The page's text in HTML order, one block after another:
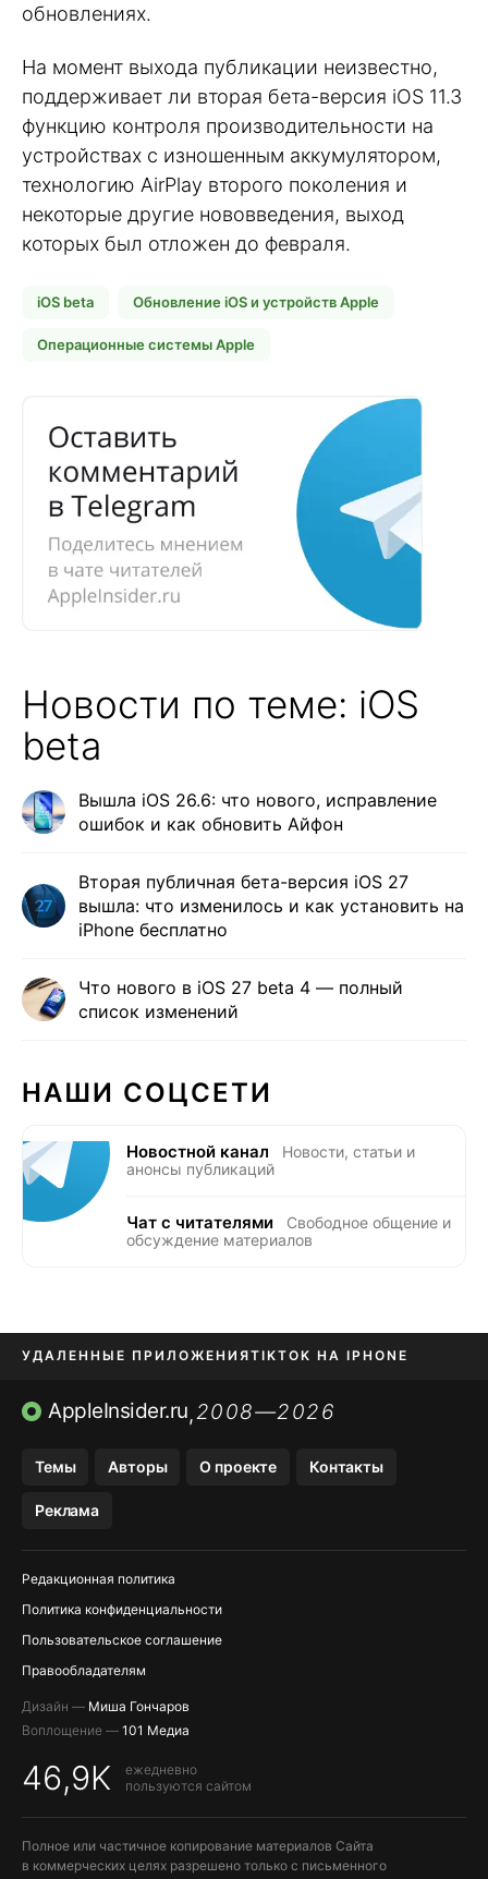
обновлениях.
На момент выхода публикации неизвестно,
поддерживает ли вторая бета-версия iOS 11.3
функцию контроля производительности на
устройствах с изношенным аккумулятором,
технологию AirPlay второго поколения и
некоторые другие нововведения, выход
которых был отложен до февраля.
iOS beta Обновление iOS и устройств Apple
Операционные системы Apple
Новости по теме: iOS
beta
Вышла iOS 26.6: что нового, исправление
ошибок и как обновить Айфон
Вторая публичная бета-версия iOS 27
вышла: что изменилось и как установить на
iPhone бесплатно
Что нового в iOS 27 beta 4 — полный
список изменений
НАШИ СОЦСЕТИ
Новостной канал
Новости, статьи и
анонсы публикаций
Чат с читателями
Свободное общение и
обсуждение материалов
УДАЛЕННЫЕ ПРИЛОЖЕНИЯTIKTOK НА IPHONE
ПРИЛОЖЕНИЯ БЕЗ APP STORE
AppleInsider.ru,2008—2026
Темы Авторы О проекте Контакты
Реклама
Редакционная политика
Политика конфиденциальности
Пользовательское соглашение
Правообладателям
Дизайн — Миша Гончаров
Воплощение — 101 Медиа
46,9K
ежедневно
пользуются сайтом
Полное или частичное копирование материалов Сайта
в коммерческих целях разрешено только с письменного